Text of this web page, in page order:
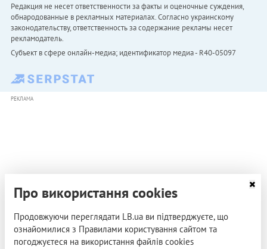
Редакция не несет ответственности за факты и оценочные суждения,
обнародованные в рекламных материалах. Согласно украинскому
законодательству, ответственность за содержание рекламы несет
рекламодатель.
Субъект в сфере онлайн-медиа; идентификатор медиа - R40-05097
РЕКЛАМА
Про використання cookies
Продовжуючи переглядати LB.ua ви підтверджуєте, що
ознайомилися з Правилами користування сайтом та
погоджуєтеся на використання файлів cookies